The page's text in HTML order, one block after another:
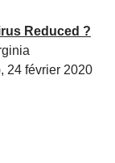
Reduced ?
24 février 2020